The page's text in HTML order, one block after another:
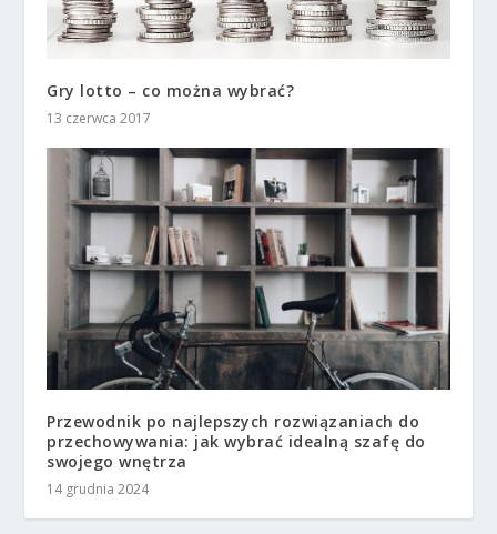
Gry lotto – co można wybrać?
13 czerwca 2017
Przewodnik po najlepszych rozwiązaniach do
przechowywania: jak wybrać idealną szafę do
swojego wnętrza
14 grudnia 2024